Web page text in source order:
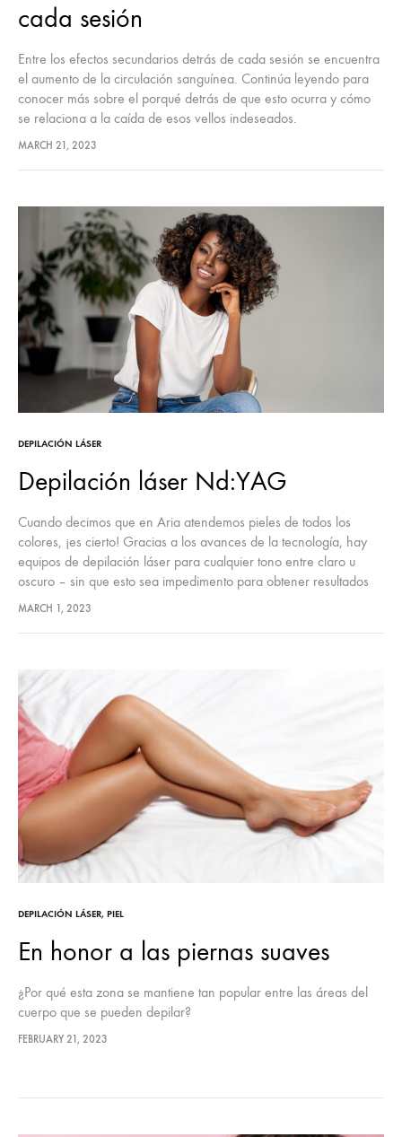
cada sesión
Entre los efectos secundarios detrás de cada sesión se encuentra
el aumento de la circulación sanguínea. Continúa leyendo para
conocer más sobre el porqué detrás de que esto ocurra y cómo
se relaciona a la caída de esos vellos indeseados.
MARCH 21, 2023
DEPILACIÓN LÁSER
Depilación láser Nd:YAG
Cuando decimos que en Aria atendemos pieles de todos los
colores, ¡es cierto! Gracias a los avances de la tecnología, hay
equipos de depilación láser para cualquier tono entre claro u
oscuro – sin que esto sea impedimento para obtener resultados
exitosos.
MARCH 1, 2023
DEPILACIÓN LÁSER, PIEL
En honor a las piernas suaves
¿Por qué esta zona se mantiene tan popular entre las áreas del
cuerpo que se pueden depilar?
FEBRUARY 21, 2023